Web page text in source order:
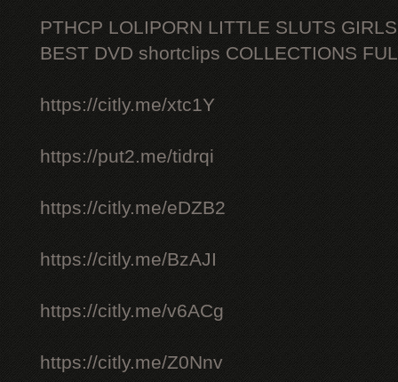
PTHCP LOLIPORN LITTLE SLUTS
BEST DVD shortclips COLLECTIONS
https://citly.me/xtc1Y
https://put2.me/tidrqi
https://citly.me/eDZB2
https://citly.me/BzAJI
https://citly.me/v6ACg
https://citly.me/Z0Nnv